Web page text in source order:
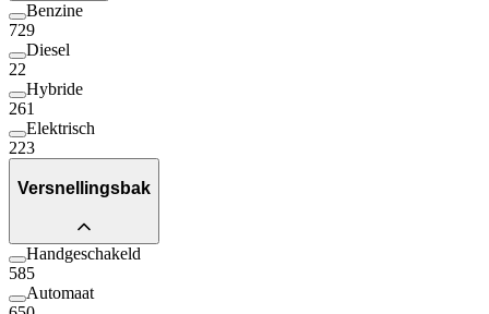
Benzine
729
Diesel
22
Hybride
261
Elektrisch
223
Versnellingsbak
Handgeschakeld
585
Automaat